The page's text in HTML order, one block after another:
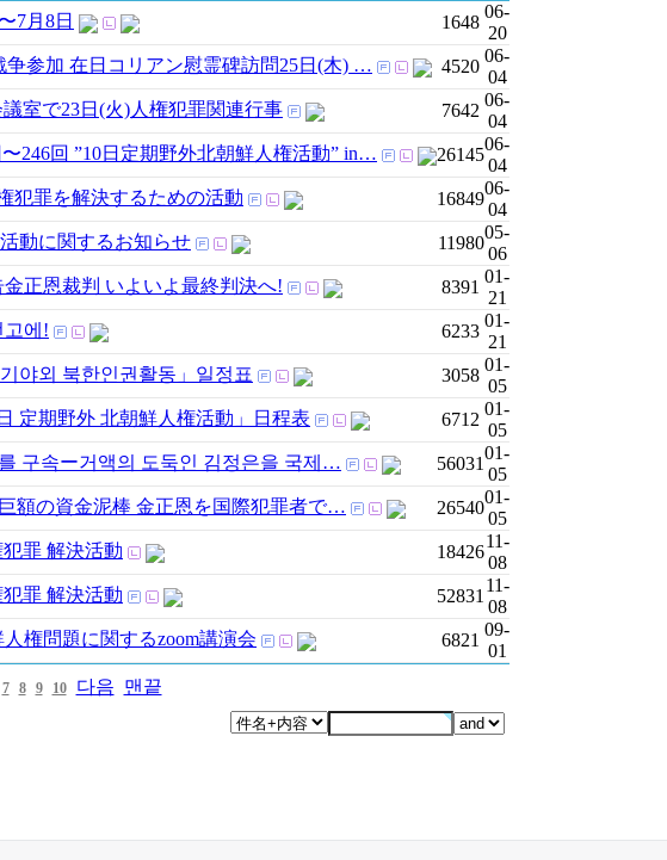
7月8日 1648
06-
20
争参加 在日コリアン慰霊碑訪問25日(木) … 4520
06-
04
室で23日(火)人権犯罪関連行事 7642
06-
04
246回 ”10日定期野外北朝鮮人権活動” in… 26145
06-
04
犯罪を解決するための活動 16849
06-
04
動に関するお知らせ 11980
05-
06
正恩裁判 いよいよ最終判決へ! 8391
01-
21
고에! 6233
01-
21
야외 북한인권활동」일정표 3058
01-
05
定期野外 北朝鮮人権活動」日程表 6712
01-
05
구속ー거액의 도둑인 김정은을 국제… 56031
01-
05
額の資金泥棒 金正恩を国際犯罪者で… 26540
01-
05
罪 解決活動 18426
11-
08
罪 解決活動 52831
11-
08
権問題に関するzoom講演会 6821
09-
01
7 8 9 10 다음 맨끝